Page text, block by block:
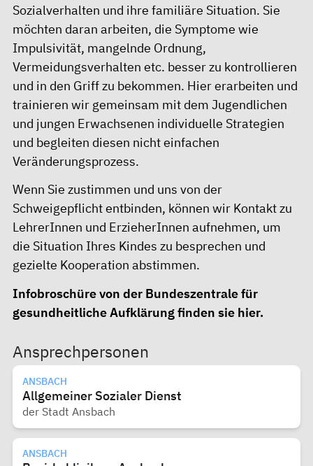
Sozialverhalten und ihre familiäre Situation. Sie
möchten daran arbeiten, die Symptome wie
Impulsivität, mangelnde Ordnung,
Vermeidungsverhalten etc. besser zu kontrollieren
und in den Griff zu bekommen. Hier erarbeiten und
trainieren wir gemeinsam mit dem Jugendlichen
und jungen Erwachsenen individuelle Strategien
und begleiten diesen nicht einfachen
Veränderungsprozess.
Wenn Sie zustimmen und uns von der
Schweigepflicht entbinden, können wir Kontakt zu
LehrerInnen und ErzieherInnen aufnehmen, um
die Situation Ihres Kindes zu besprechen und
gezielte Kooperation abstimmen.
Infobroschüre von der Bundeszentrale für
gesundheitliche Aufklärung finden sie hier.
Ansprechpersonen
ANSBACH
Allgemeiner Sozialer Dienst
der Stadt Ansbach
ANSBACH